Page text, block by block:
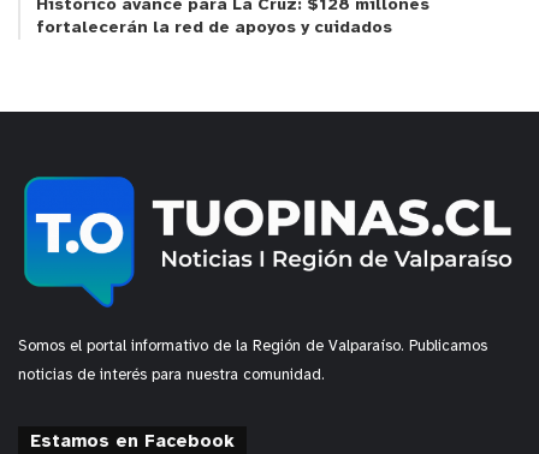
Histórico avance para La Cruz: $128 millones
fortalecerán la red de apoyos y cuidados
Somos el portal informativo de la Región de Valparaíso. Publicamos
noticias de interés para nuestra comunidad.
Estamos en Facebook